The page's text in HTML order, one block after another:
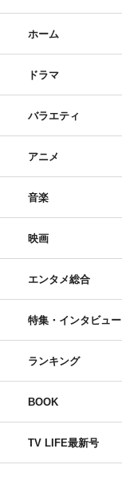
ホーム
ドラマ
バラエティ
アニメ
音楽
映画
エンタメ総合
特集・インタビュー
ランキング
BOOK
TV LIFE最新号